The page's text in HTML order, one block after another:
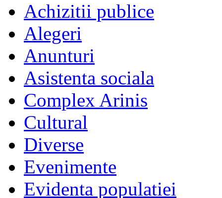
Achizitii publice
Alegeri
Anunturi
Asistenta sociala
Complex Arinis
Cultural
Diverse
Evenimente
Evidenta populatiei